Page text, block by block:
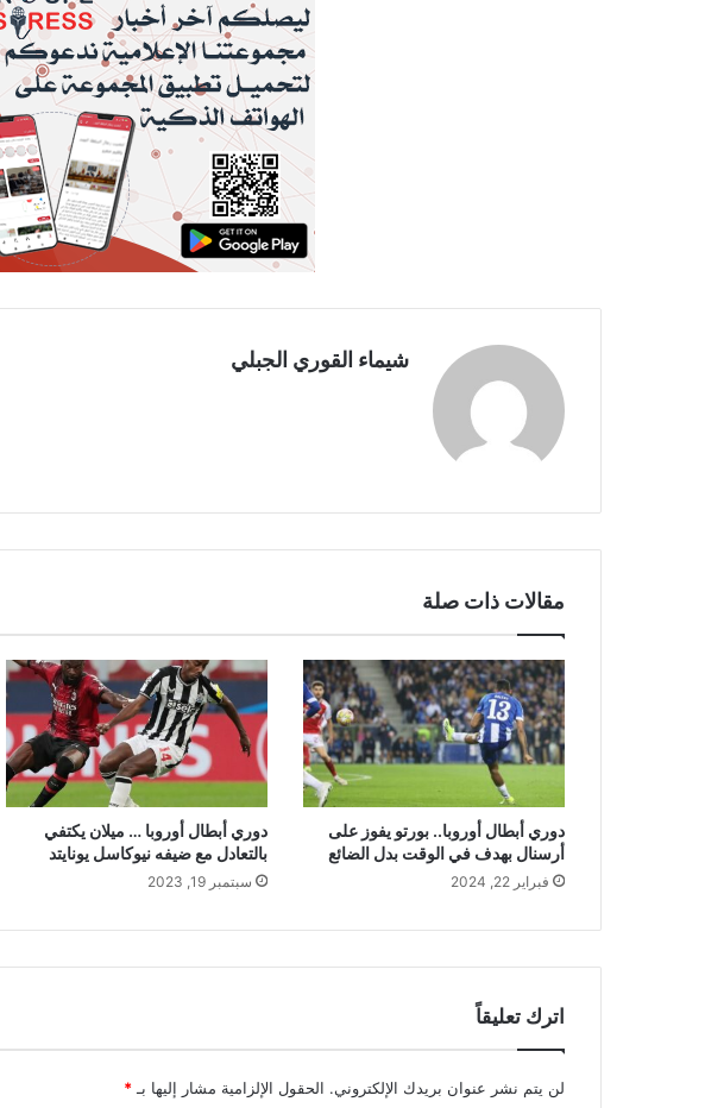
شيماء القوري الجبلي
مقالات ذات صلة
دوري أبطال أوروبا.. بورتو يفوز على
أرسنال بهدف في الوقت بدل الضائع
فبراير 22, 2024
دوري أبطال أوروبا … ميلان يكتفي
بالتعادل مع ضيفه نيوكاسل يونايتد
سبتمبر 19, 2023
اترك تعليقاً
لن يتم نشر عنوان بريدك الإلكتروني. الحقول الإلزامية مشار إليها بـ *